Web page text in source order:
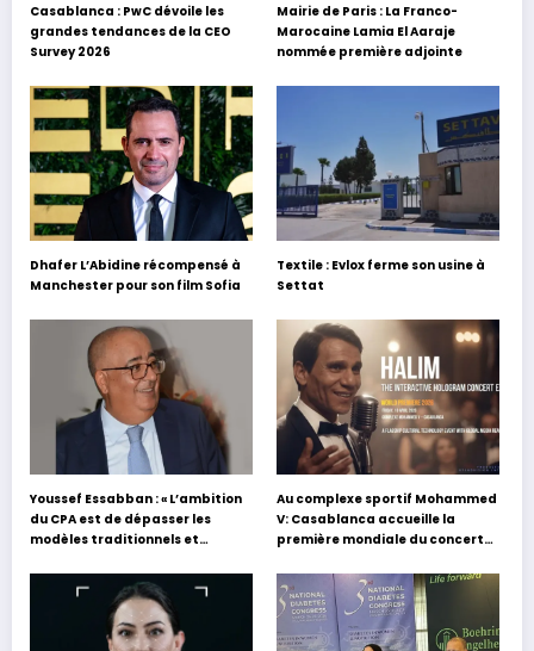
Casablanca : PwC dévoile les
grandes tendances de la CEO
Survey 2026
Mairie de Paris : La Franco-
Marocaine Lamia El Aaraje
nommée première adjointe
Dhafer L’Abidine récompensé à
Manchester pour son film Sofia
Textile : Evlox ferme son usine à
Settat
Youssef Essabban : « L’ambition
du CPA est de dépasser les
modèles traditionnels et
s’appuyant sur le partage des
expériences »
Au complexe sportif Mohammed
V: Casablanca accueille la
première mondiale du concert
Hafez